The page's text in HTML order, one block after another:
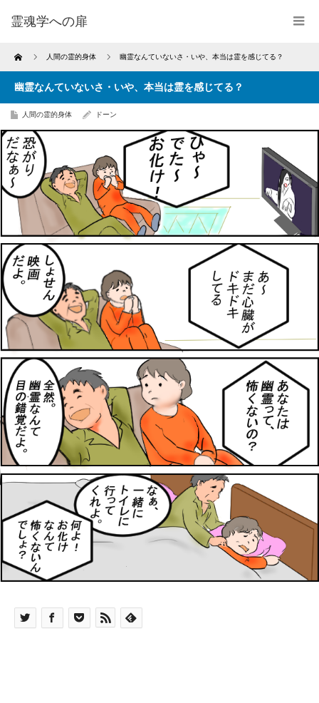
霊魂学への扉
Home 人間の霊的身体 幽霊なんていないさ・いや、本当は霊を感じてる？
幽霊なんていないさ・いや、本当は霊を感じてる？
人間の霊的身体 ドーン